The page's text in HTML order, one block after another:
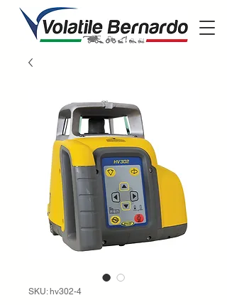
SKU: hv302-4